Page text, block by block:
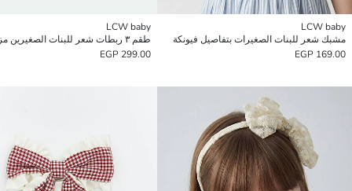
LCW baby
مشبك شعر للبنات الصغيرات بتفاصيل فيونكة
169.00 EGP
LCW baby
299.00 EGP